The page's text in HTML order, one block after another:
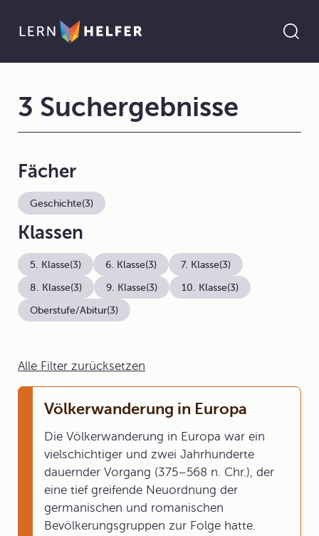
Alle Filter zurücksetzen
Völkerwanderung in Europa
Die Völkerwanderung in Europa war ein
vielschichtiger und zwei Jahrhunderte
dauernder Vorgang (375–568 n. Chr.), der
eine tief greifende Neuordnung der
germanischen und romanischen
Bevölkerungsgruppen zur Folge hatte.
3 Suchergebnisse
Fächer
Geschichte(3)
Klassen
5. Klasse(3) 6. Klasse(3) 7. Klasse(3)
8. Klasse(3) 9. Klasse(3) 10. Klasse(3)
Oberstufe/Abitur(3)